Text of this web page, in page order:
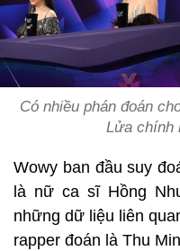
Có nhiều phán đoán
Lửa chính
Wowy ban đầu suy
là nữ ca sĩ Hồng
những dữ liệu liên
rapper đoán là Thu